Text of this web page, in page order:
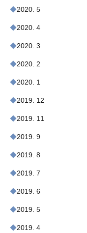
2020. 5
2020. 4
2020. 3
2020. 2
2020. 1
2019. 12
2019. 11
2019. 9
2019. 8
2019. 7
2019. 6
2019. 5
2019. 4